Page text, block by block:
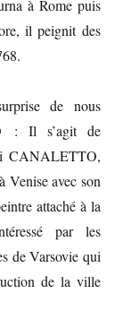
à Rome puis
il peignit des
de nous
: Il s’agit de
CANALETTO,
Venise avec son
attaché à la
par les
de Varsovie qui
de la ville